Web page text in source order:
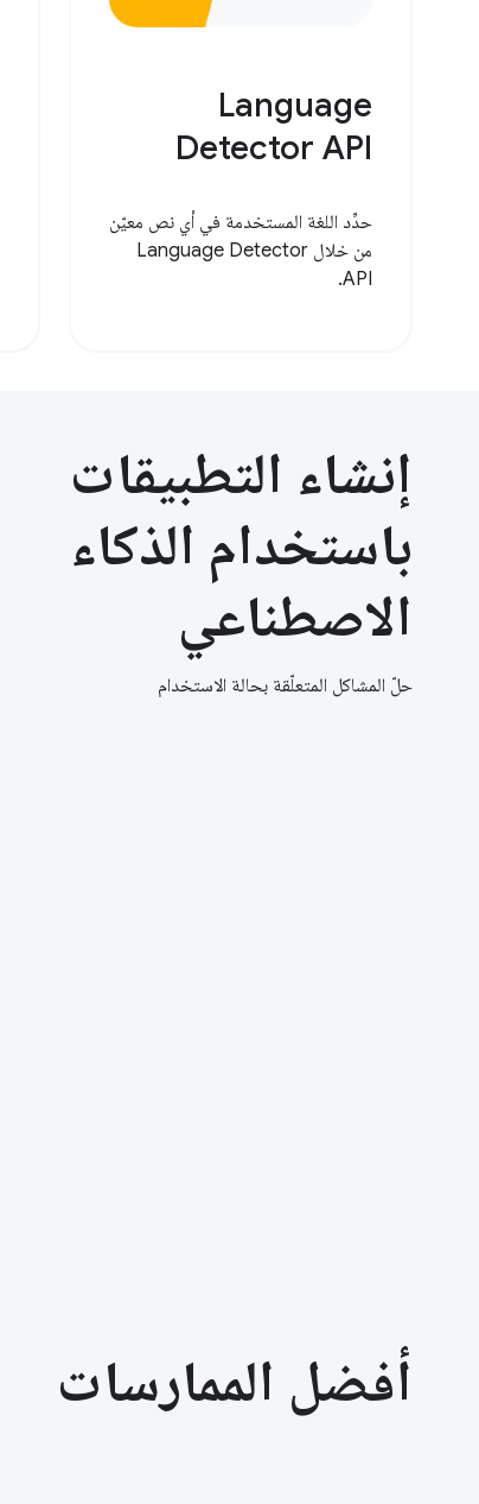
Language
Detector API
حدِّد اللغة المستخدمة في أي نص معيّن
من خلال Language Detector
API.
إنشاء التطبيقات
باستخدام الذكاء
الاصطناعي
حلّ المشاكل المتعلّقة بحالة الاستخدام
أفضل الممارسات